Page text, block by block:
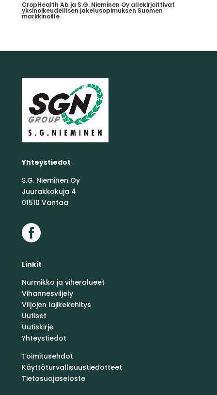
CropHealth Ab ja S.G. Nieminen Oy allekirjoittivat
yksinoikeudellisen jakelusopimuksen Suomen
markkinoille
Yhteystiedot
S.G. Nieminen Oy
Juurakkokuja 4
01510 Vantaa

Linkit
Nurmikko ja viheralueet
Vihannesviljely
Viljojen lajikekehitys
Uutiset
Uutiskirje
Yhteystiedot
Toimitusehdot
Käyttöturvallisuustiedotteet
Tietosuojaseloste